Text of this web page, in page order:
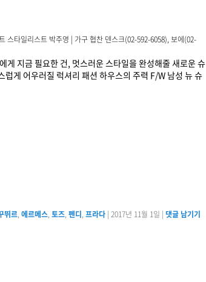
스타일리스트 박주영 | 가구 협찬 덴스크(02-592-6058), 보에(02-
게 지금 필요한 건, 멋스러운 스타일을 완성해줄 새로운 슈
게 어우러질 럭셔리 패션 하우스의 주력 F/W 남성 뉴 슈
뛰르,에르메스,토즈,펜디,프라다 | 2017년 11월 1일 | 댓글 남기기